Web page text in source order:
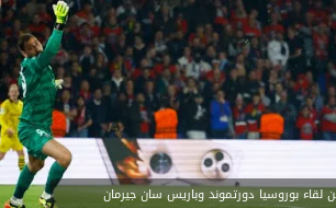
لقاء بوروسيا دورتموند وباريس سان جيرمان